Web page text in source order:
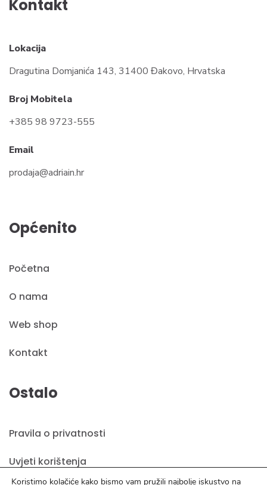
Kontakt
Lokacija
Dragutina Domjanića 143, 31400 Đakovo, Hrvatska
Broj Mobitela
+385 98 9723-555
Email
prodaja@adriain.hr
Općenito
Početna
O nama
Web shop
Kontakt
Ostalo
Pravila o privatnosti
Uvjeti korištenja
Koristimo kolačiće kako bismo vam pružili najbolje iskustvo na